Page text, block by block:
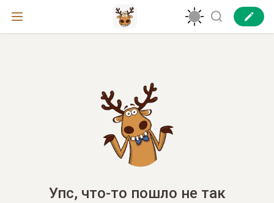
Упс, что-то пошло не так